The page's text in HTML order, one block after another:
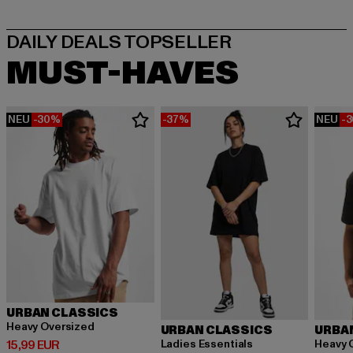
MUST-HAVES
NEU -30%
URBAN CLASSICS
Heavy Oversized
15,99 EUR
Derzeitiger Preis: 15,99 EUR
-37%
URBAN CLASSICS
Ladies Essentials
NEU -
Heavy